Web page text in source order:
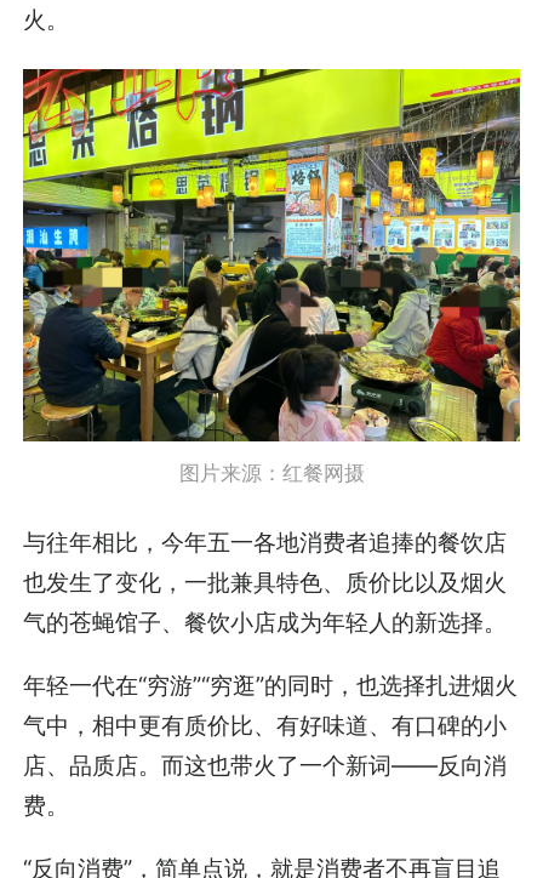
火。
图片来源：红餐网摄
与往年相比，今年五一各地消费者追捧的餐饮店
也发生了变化，一批兼具特色、质价比以及烟火
气的苍蝇馆子、餐饮小店成为年轻人的新选择。
年轻一代在“穷游”“穷逛”的同时，也选择扎进烟火
气中，相中更有质价比、有好味道、有口碑的小
店、品质店。而这也带火了一个新词——反向消
费。
“反向消费”，简单点说，就是消费者不再盲目追